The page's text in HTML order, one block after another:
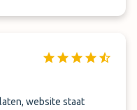
website staat